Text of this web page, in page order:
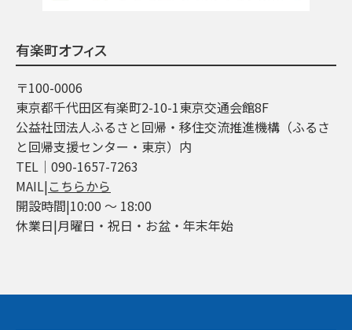
有楽町オフィス
〒100-0006
東京都千代田区有楽町2-10-1東京交通会館8F
公益社団法人ふるさと回帰・移住交流推進機構（ふるさ
と回帰支援センター・東京）内
TEL│090-1657-7263
MAIL|こちらから
開設時間|10:00 ～ 18:00
休業日|月曜日・祝日・お盆・年末年始